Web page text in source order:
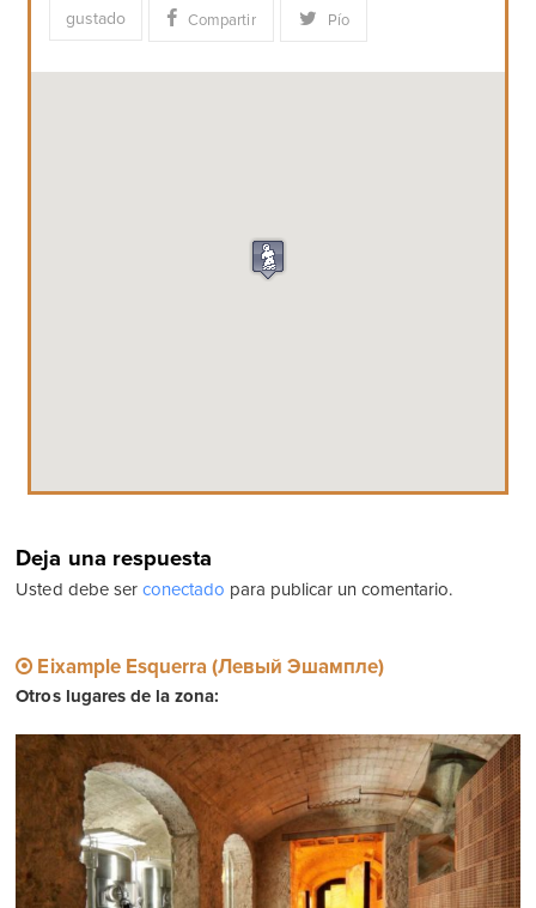
gustado Compartir Pío
Deja una respuesta
Usted debe ser conectado para publicar un comentario.
Eixample Esquerra (Левый Эшампле)
Otros lugares de la zona: